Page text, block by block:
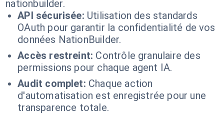
nationbuilder.
API sécurisée: Utilisation des standards
OAuth pour garantir la confidentialité de vos
données NationBuilder.
Accès restreint: Contrôle granulaire des
permissions pour chaque agent IA.
Audit complet: Chaque action
d'automatisation est enregistrée pour une
transparence totale.